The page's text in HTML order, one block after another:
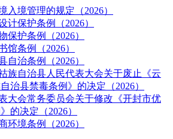
入境管理的规定（2026）
计保护条例（2026）
保护条例（2026）
馆条例（2026）
自治条例（2026）
族自治县人民代表大会关于废止《云
治县禁毒条例》的决定（2026）
大会常务委员会关于修改《开封市优
的决定（2026）
环境条例（2026）